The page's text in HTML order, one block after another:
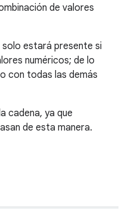
de valores
solo estará presente si
numéricos; de lo
con todas las demás
cadena, ya que
de esta manera.